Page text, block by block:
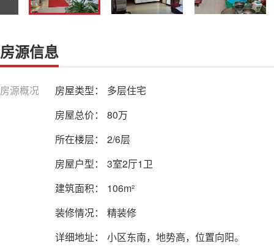
房源信息
房源概况 房屋类型：
多层住宅
房屋总价：
80万
所在楼层：
2/6层
房屋户型：
3室2厅1卫
建筑面积：
106m²
装修情况：
精装修
详细地址：
小区东南，地势高，位置向阳。